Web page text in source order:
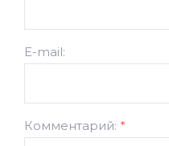
E-mail:
Комментарий: *